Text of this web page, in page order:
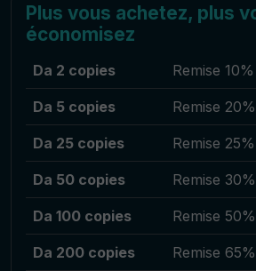
Plus vous achetez, plus
économisez
Da 2 copies Remise 10%
Da 5 copies Remise 20%
Da 25 copies Remise 25%
Da 50 copies Remise 30%
Da 100 copies Remise 50%
Da 200 copies Remise 65%